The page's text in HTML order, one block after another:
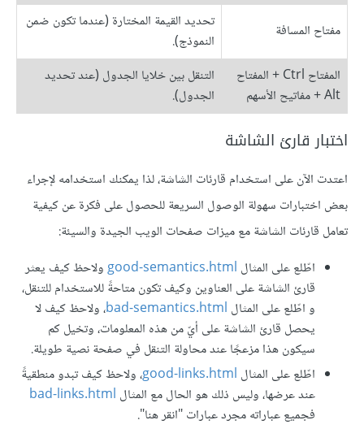
مفتاح المسافة
تحديد القيمة المختارة (عندما تكون ضمن
النموذج).
المفتاح Ctrl + المفتاح
Alt + مفاتيح الأسهم
التنقل بين خلايا الجدول (عند تحديد
الجدول).
اختبار قارئ الشاشة
اعتدت الآن على استخدام قارئات الشاشة، لذا يمكنك استخدامه لإجراء
بعض اختبارات سهولة الوصول السريعة للحصول على فكرة عن كيفية
تعامل قارئات الشاشة مع ميزات صفحات الويب الجيدة والسيئة:
اطّلع على المثال good-semantics.htmlولاحظ كيف يعثر
قارئ الشاشة على العناوين وكيف تكون متاحةً للاستخدام للتنقل،
و اطّلع على المثال bad-semantics.html، ولاحظ كيف لا
يحصل قارئ الشاشة على أيّ من هذه المعلومات، وتخيل كم
سيكون هذا مزعجًا عند محاولة التنقل في صفحة نصية طويلة.
اطّلع على المثال good-links.html، ولاحظ كيف تبدو منطقيةً
عند عرضها، وليس ذلك هو الحال مع المثال bad-links.html
فجميع عباراته مجرد عبارات "انقر هنا".